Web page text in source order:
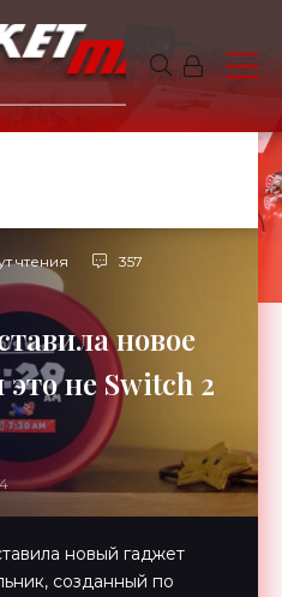
чтения 357
новое
не Switch 2
новый гаджет
созданный по